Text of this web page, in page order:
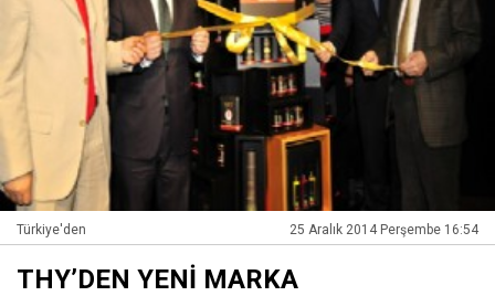
Türkiye'den 25 Aralık 2014 Perşembe 16:54
THY’DEN YENİ MARKA